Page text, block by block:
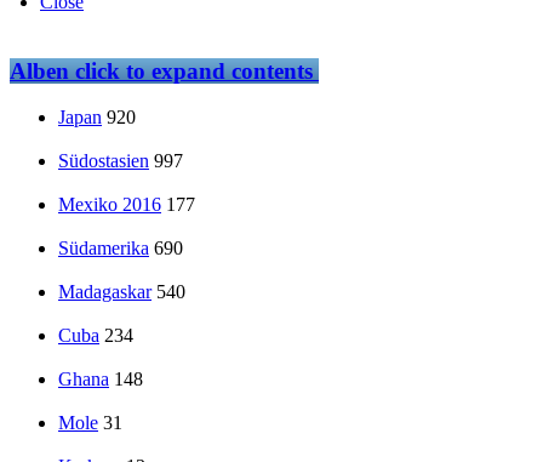
Albenclick to expand contents
Japan 920
Südostasien 997
Mexiko 2016 177
Südamerika 690
Madagaskar 540
Cuba 234
Ghana 148
Mole 31